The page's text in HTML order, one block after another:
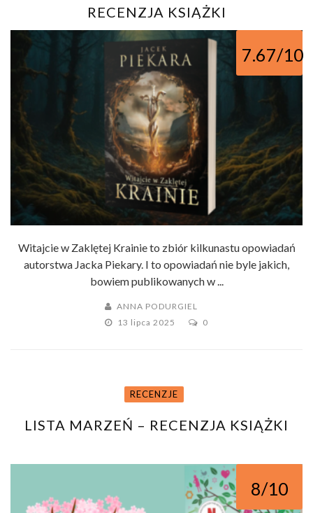
RECENZJA KSIĄŻKI
7.67/10
Witajcie w Zaklętej Krainie to zbiór kilkunastu opowiadań
autorstwa Jacka Piekary. I to opowiadań nie byle jakich,
bowiem publikowanych w ...
ANNA PODURGIEL
13 lipca 2025
0
RECENZJE
LISTA MARZEŃ – RECENZJA KSIĄŻKI
8/10